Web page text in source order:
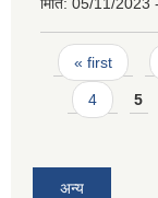
Pages
« first
4 5
अन्य